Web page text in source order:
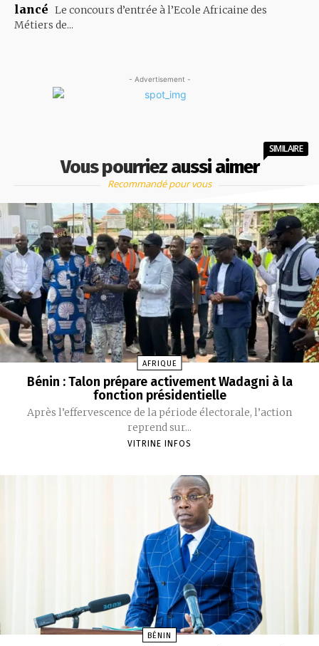
lancé Le concours d’entrée à l’Ecole Africaine des
Métiers de...
- Advertisement -
Vous pourriez aussi aimer
SIMILAIRE
Recommandé pour vous
AFRIQUE
Bénin : Talon prépare activement Wadagni à la
fonction présidentielle
‎Après l’effervescence de la période électorale, l’action
reprend sur...
VITRINE INFOS
BÉNIN